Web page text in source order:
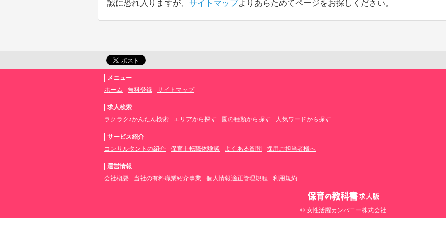
誠に恐れ入りますが、 サイトマップよりあらためてページをお探しください。
メニュー
ホーム
無料登録 サイトマップ
求人検索
ラクラク♪かんたん検索
エリアから探す 園の種類から探す 人気ワードから探す
サービス紹介
コンサルタントの紹介
保育士転職体験談 よくある質問 採用ご担当者様へ
運営情報
会社概要
当社の有料職業紹介事業 個人情報適正管理規程 利用規約
© 女性活躍カンパニー株式会社